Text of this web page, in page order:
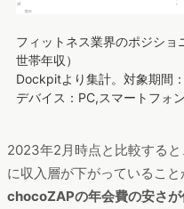
フィットネス業界のポジショ
世帯年収）
Dockpitより集計。対象期間
デバイス：PC,スマートフォン
2023年2月時点と比較する
に収入層が下がっていること
chocoZAPの年会費の安さ